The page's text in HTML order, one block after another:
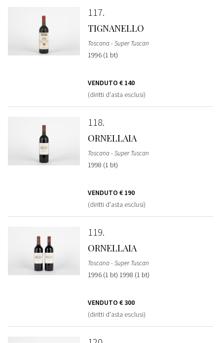
117
TIGNANELLO
Toscana - Super Tuscan
1996 (1 bt)
VENDUTO € 140
(diritti d'asta esclusi)
118
ORNELLAIA
Toscana - Super Tuscan
1998 (1 bt)
VENDUTO € 190
(diritti d'asta esclusi)
119
ORNELLAIA
Toscana - Super Tuscan
1996 (1 bt) 1998 (1 bt)
VENDUTO € 300
(diritti d'asta esclusi)